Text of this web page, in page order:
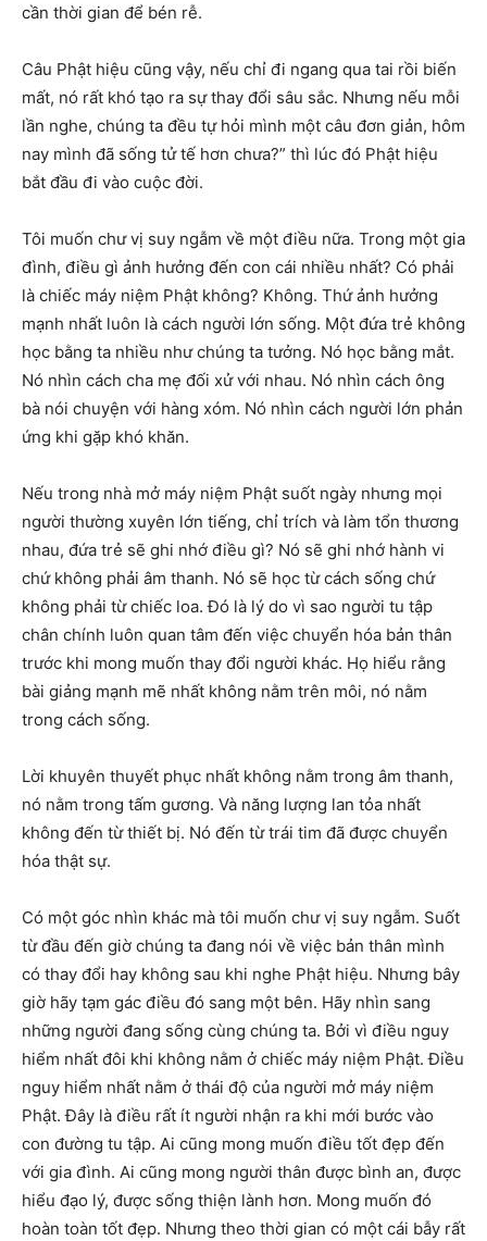
cần thời gian để bén rễ.
Câu Phật hiệu cũng vậy, nếu chỉ đi ngang qua tai rồi biến
mất, nó rất khó tạo ra sự thay đổi sâu sắc. Nhưng nếu mỗi
lần nghe, chúng ta đều tự hỏi mình một câu đơn giản, hôm
nay mình đã sống tử tế hơn chưa?” thì lúc đó Phật hiệu
bắt đầu đi vào cuộc đời.
Tôi muốn chư vị suy ngẫm về một điều nữa. Trong một gia
đình, điều gì ảnh hưởng đến con cái nhiều nhất? Có phải
là chiếc máy niệm Phật không? Không. Thứ ảnh hưởng
mạnh nhất luôn là cách người lớn sống. Một đứa trẻ không
học bằng ta nhiều như chúng ta tưởng. Nó học bằng mắt.
Nó nhìn cách cha mẹ đối xử với nhau. Nó nhìn cách ông
bà nói chuyện với hàng xóm. Nó nhìn cách người lớn phản
ứng khi gặp khó khăn.
Nếu trong nhà mở máy niệm Phật suốt ngày nhưng mọi
người thường xuyên lớn tiếng, chỉ trích và làm tổn thương
nhau, đứa trẻ sẽ ghi nhớ điều gì? Nó sẽ ghi nhớ hành vi
chứ không phải âm thanh. Nó sẽ học từ cách sống chứ
không phải từ chiếc loa. Đó là lý do vì sao người tu tập
chân chính luôn quan tâm đến việc chuyển hóa bản thân
trước khi mong muốn thay đổi người khác. Họ hiểu rằng
bài giảng mạnh mẽ nhất không nằm trên môi, nó nằm
trong cách sống.
Lời khuyên thuyết phục nhất không nằm trong âm thanh,
nó nằm trong tấm gương. Và năng lượng lan tỏa nhất
không đến từ thiết bị. Nó đến từ trái tim đã được chuyển
hóa thật sự.
Có một góc nhìn khác mà tôi muốn chư vị suy ngẫm. Suốt
từ đầu đến giờ chúng ta đang nói về việc bản thân mình
có thay đổi hay không sau khi nghe Phật hiệu. Nhưng bây
giờ hãy tạm gác điều đó sang một bên. Hãy nhìn sang
những người đang sống cùng chúng ta. Bởi vì điều nguy
hiểm nhất đôi khi không nằm ở chiếc máy niệm Phật. Điều
nguy hiểm nhất nằm ở thái độ của người mở máy niệm
Phật. Đây là điều rất ít người nhận ra khi mới bước vào
con đường tu tập. Ai cũng mong muốn điều tốt đẹp đến
với gia đình. Ai cũng mong người thân được bình an, được
hiểu đạo lý, được sống thiện lành hơn. Mong muốn đó
hoàn toàn tốt đẹp. Nhưng theo thời gian có một cái bẫy rất